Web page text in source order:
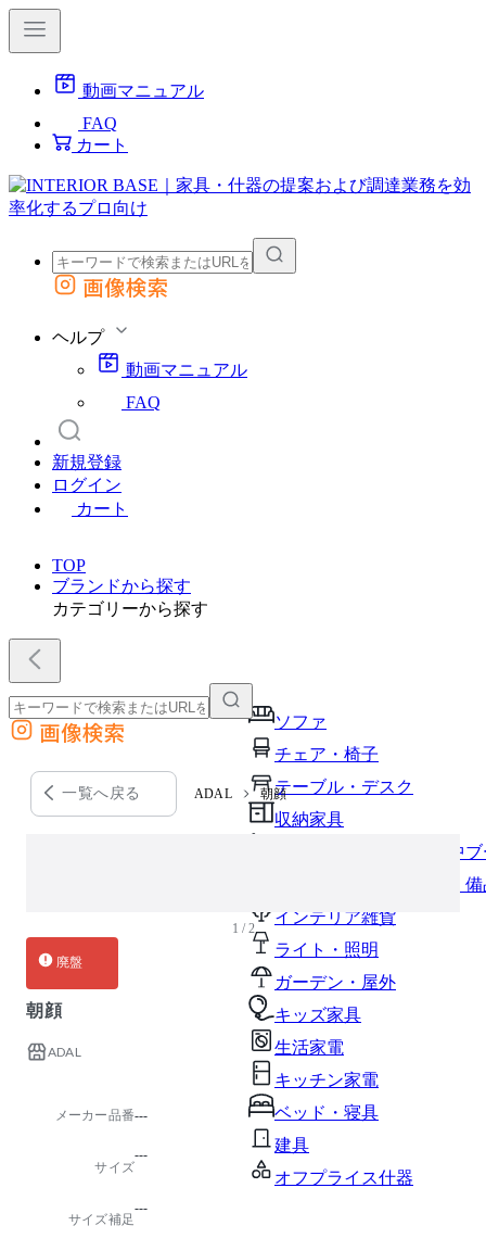
動画マニュアル
FAQ
カート
外部サイトの商品をカートに追加
画像検索
ヘルプ
動画マニュアル
FAQ
新規登録
ログイン
カート
TOP
ブランドから探す
カテゴリーから探す
ソファ
チェア・椅子
テーブル・デスク
収納家具
パーソナルブース・集中
オフィスアクセサリー・
インテリア雑貨
ライト・照明
ガーデン・屋外
キッズ家具
生活家電
キッチン家電
ベッド・寝具
建具
オフプライス什器
外部サイトの商品をカートに追加
他のサイトで見つけた商品ページのURLを貼り付けて、カートに追加できます
画像検索
一覧へ戻る ADAL 朝顔
1 / 2
廃盤
朝顔
ADAL
メーカー品番---
サイズ
---
サイズ補足
---